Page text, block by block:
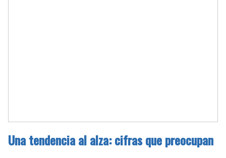
Una tendencia al alza: cifras que preocupan